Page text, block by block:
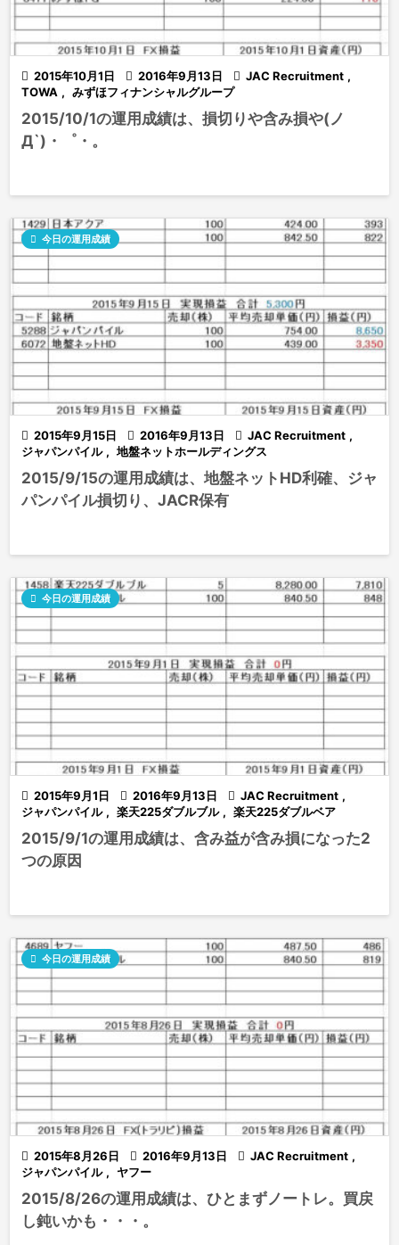
 2015年10月1日  2016年9月13日  JAC Recruitment ,
TOWA , みずほフィナンシャルグループ
2015/10/1の運用成績は、損切りや含み損や(ノ
Д`)・゜・。
 2015年9月15日  2016年9月13日
 今日の運用成績
 JAC Recruitment ,
ジャパンパイル , 地盤ネットホールディングス
2015/9/15の運用成績は、地盤ネットHD利確、ジャ
パンパイル損切り、JACR保有
 2015年9月1日  2016年9月13日
 今日の運用成績
 JAC Recruitment ,
ジャパンパイル , 楽天225ダブルブル , 楽天225ダブルベア
2015/9/1の運用成績は、含み益が含み損になった2
つの原因
 2015年8月26日  2016年9月13日
 今日の運用成績
 JAC Recruitment ,
ジャパンパイル , ヤフー
2015/8/26の運用成績は、ひとまずノートレ。買戻
し鈍いかも・・・。